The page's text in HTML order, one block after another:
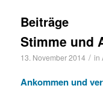
Beiträge
Stimme und
13. November 2014 / in
Ankommen und